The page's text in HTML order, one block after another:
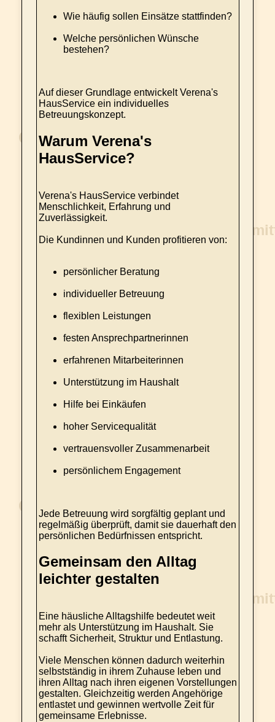
Wie häufig sollen Einsätze stattfinden?
Welche persönlichen Wünsche
bestehen?
Auf dieser Grundlage entwickelt Verena's
HausService ein individuelles
Betreuungskonzept.
Warum Verena's
HausService?
Verena's HausService verbindet
Menschlichkeit, Erfahrung und
Zuverlässigkeit.
Die Kundinnen und Kunden profitieren von:
persönlicher Beratung
individueller Betreuung
flexiblen Leistungen
festen Ansprechpartnerinnen
erfahrenen Mitarbeiterinnen
Unterstützung im Haushalt
Hilfe bei Einkäufen
hoher Servicequalität
vertrauensvoller Zusammenarbeit
persönlichem Engagement
Jede Betreuung wird sorgfältig geplant und
regelmäßig überprüft, damit sie dauerhaft den
persönlichen Bedürfnissen entspricht.
Gemeinsam den Alltag
leichter gestalten
Eine häusliche Alltagshilfe bedeutet weit
mehr als Unterstützung im Haushalt. Sie
schafft Sicherheit, Struktur und Entlastung.
Viele Menschen können dadurch weiterhin
selbstständig in ihrem Zuhause leben und
ihren Alltag nach ihren eigenen Vorstellungen
gestalten. Gleichzeitig werden Angehörige
entlastet und gewinnen wertvolle Zeit für
gemeinsame Erlebnisse.